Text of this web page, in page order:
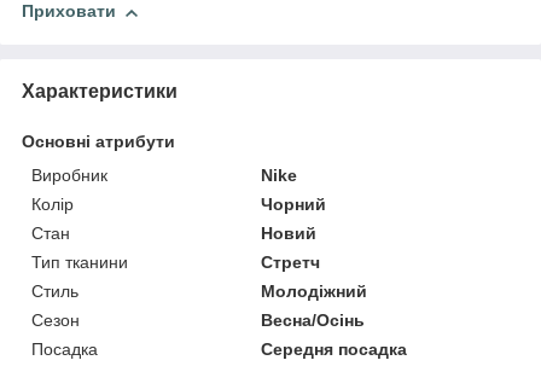
Приховати
Характеристики
Основні атрибути
Виробник
Nike
Колір
Чорний
Стан
Новий
Тип тканини
Стретч
Стиль
Молодіжний
Сезон
Весна/Осінь
Посадка
Середня посадка